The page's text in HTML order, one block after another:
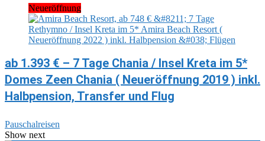
Neueröffnung
ab 1.393 € – 7 Tage Chania / Insel Kreta im 5*
Domes Zeen Chania ( Neueröffnung 2019 ) inkl.
Halbpension, Transfer und Flug
Pauschalreisen
Show next